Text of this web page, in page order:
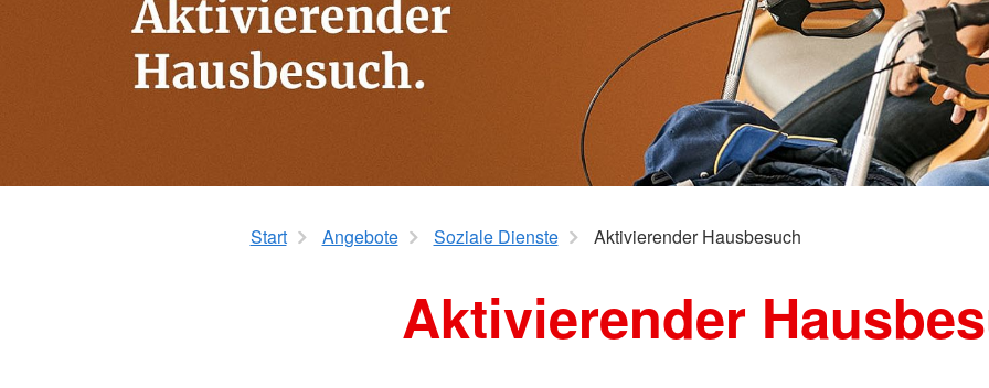
Aktivierender Hausbesuch
Arbeit mit Geflüchteten
Bundesfreiwilligendienst (BFD)
Veröffentlichungen 2022
Pressemeldungen/
Veröffentlichungen 2021
Start Angebote Soziale Dienste Aktivierender Hausbesuch
Aktivierender